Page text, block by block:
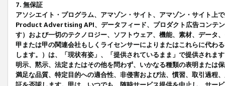
7. 無保証
アソシエイト・プログラム、アマゾン・サイト、アマゾン・サイト上
Product Advertising API、データフィード、プロダクト広告コンテ
す）および一切のテクノロジー、ソフトウェア、機能、素材、データ
甲または甲の関連会社もしくライセンサーによりまたはこれらに代わ
します。）は、「現状有姿」、「提供されているまま」で提供されま
明示、黙示、法定またはその他を問わず、いかなる種類の表明または
満足な品質、特定目的への適合性、非侵害および法、慣習、取引過程